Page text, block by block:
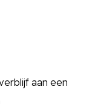
aan een